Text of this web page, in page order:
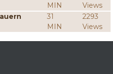
MIN
Views
31
MIN
2293
Views